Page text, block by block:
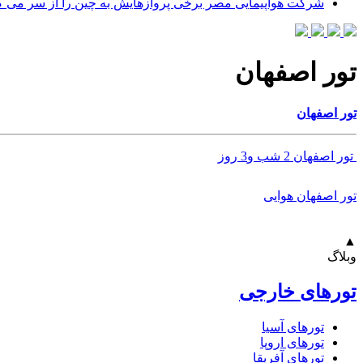
تور اصفهان
تور اصفهان
تور اصفهان 2 شب و3 روز
تور اصفهان هوایی
▲
وبلاگ
تورهای خارجی
تورهای آسیا
تورهای اروپا
تورهای آفریقا